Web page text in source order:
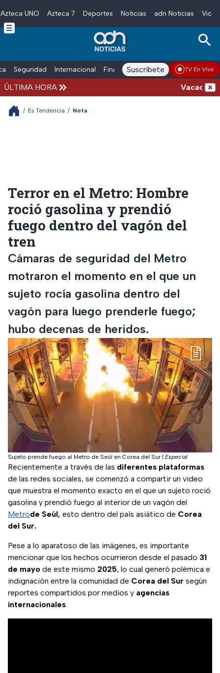
Skip to main content
Azteca UNO Azteca 7 Deportes Noticias adn Noticias
Seguridad Internacional Finanzas adn Noticias Radio
Suscríbete TV En Vivo
ÚLTIMA HORA Vacaciones
/ Es Tendencia / Nota
Terror en el Metro: Hombre
roció gasolina y prendió
fuego dentro del vagón del
tren
Cámaras de seguridad del Metro
motraron el momento en el que un
sujeto rocía gasolina dentro del
vagón para luego prenderle fuego;
hubo decenas de heridos.
Sujeto prende fuego al Metro de Seúl en Corea del Sur| Especial
Recientemente a través de las diferentes plataformas
de las redes sociales, se comenzó a compartir un video
que muestra el momento exacto en el que un sujeto roció
gasolina y prendió fuego al interior de un vagón del
Metrode Seúl, esto dentro del país asiático de Corea
del Sur.
Pese a lo aparatoso de las imágenes, es importante
mencionar que los hechos ocurrieron desde el pasado 31
de mayo de este mismo 2025, lo cual generó polémica e
indignación entre la comunidad de Corea del Sur según
reportes compartidos por medios y agencias
internacionales.